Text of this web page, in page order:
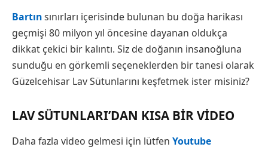
Bartınsınırları içerisinde bulunan bu doğa harikası
geçmişi 80 milyon yıl öncesine dayanan oldukça
dikkat çekici bir kalıntı. Siz de doğanın insanoğluna
sunduğu en görkemli seçeneklerden bir tanesi olarak
Güzelcehisar Lav Sütunlarını keşfetmek ister misiniz?
LAV SÜTUNLARI’DAN KISA BIR VIDEO
Daha fazla video gelmesi için lütfen Youtube